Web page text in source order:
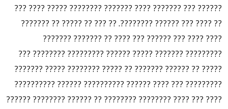
?????? ??? ??????? ???? ??????? ???????? ????? ???? ???
?? ???? ??? ?????? ????????. ?? ??? ?? ????? ?? ???????
???? ???? ??? ?????? ??? ???? ?? ??????? ???????
????????? ??????? ????? ?????? ????????? ???????? ???
????? ?? ?????? ??????? ?? ????? ???????? ????? ???????
????????? ??? ???? ?????? ?????????? ?????? ??????????
???? ??? ???? ???????? ???????? ?? ?????? ???????? ??????